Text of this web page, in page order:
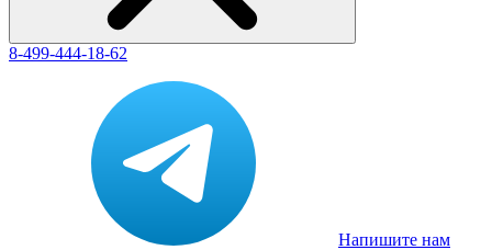
8-499-444-18-62
Напишите нам